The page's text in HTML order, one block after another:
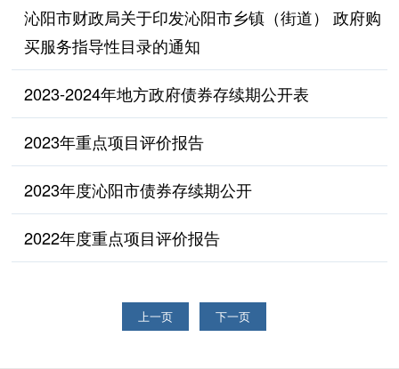
沁阳市财政局关于印发沁阳市乡镇（街道） 政府购
买服务指导性目录的通知
2023-2024年地方政府债券存续期公开表
2023年重点项目评价报告
2023年度沁阳市债券存续期公开
2022年度重点项目评价报告
上一页 下一页